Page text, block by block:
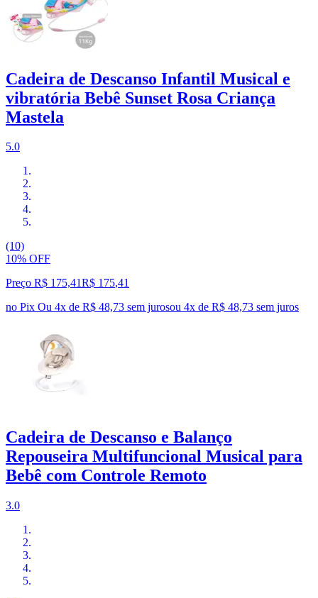
Cadeira de Descanso Infantil Musical e
vibratória Bebê Sunset Rosa Criança
Mastela
5.0
(10)
10% OFF
Preço R$ 175,41R$ 175,41
no Pix Ou 4x de R$ 48,73 sem jurosou 4x de R$ 48,73 sem juros
Cadeira de Descanso e Balanço
Repouseira Multifuncional Musical para
Bebê com Controle Remoto
3.0